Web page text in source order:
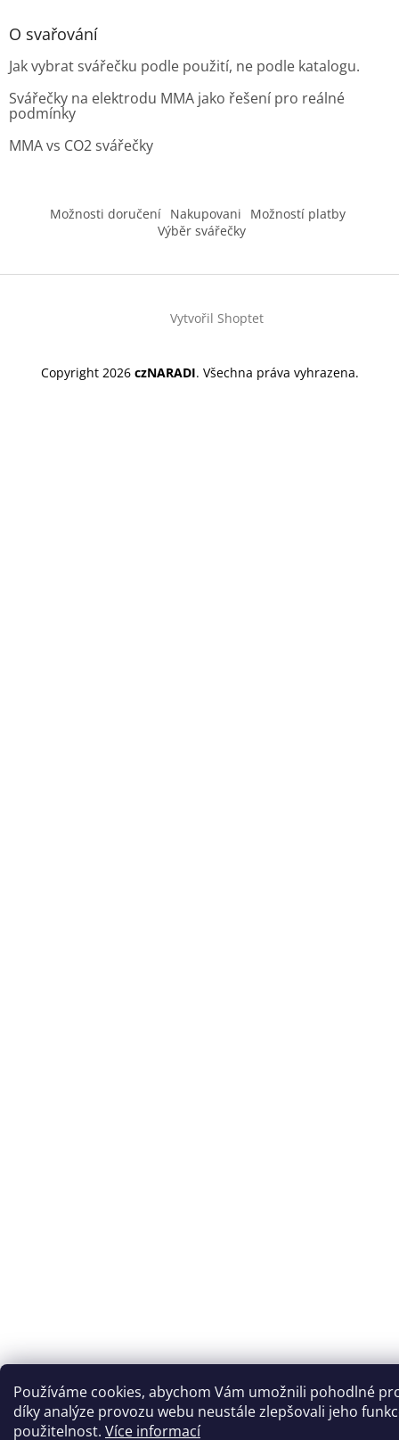
Používáme cookies, abychom Vám umožnili pohodlné
díky analýze provozu webu neustále zlepšovali jeho
použitelnost. Více informací
O svařování
Jak vybrat svářečku podle použití, ne podle katalogu.
Svářečky na elektrodu MMA jako řešení pro reálné
podmínky
MMA vs CO2 svářečky
Možnosti doručení Nakupovani
Možností platby
Výběr svářečky
Vytvořil Shoptet
Copyright 2026 czNARADI. Všechna práva vyhrazena.